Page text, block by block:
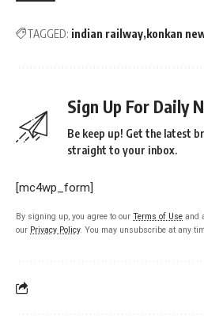
TAGGED: indian railway konkan
Sign Up For Daily
Be keep up! Get the latest
straight to your inbox.
[mc4wp_form]
By signing up, you agree to our Terms of Use and
our Privacy Policy. You may unsubscribe at any